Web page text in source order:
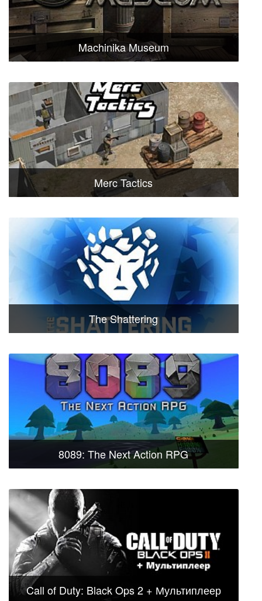
Machinika Museum
Merc Tactics
The Shattering
8089: The Next Action RPG
Call of Duty: Black Ops 2 + Мультиплеер